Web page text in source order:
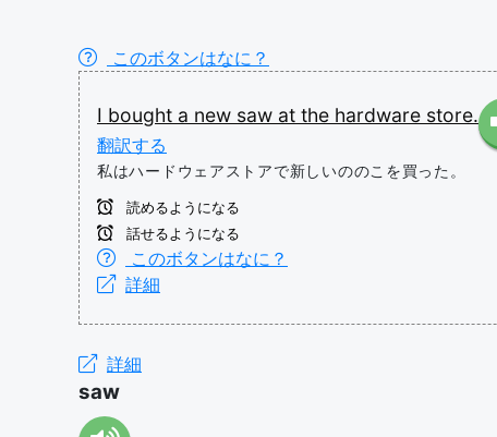
このボタンはなに？
I bought a new saw at the hardware store.
翻訳する
私はハードウェアストアで新しいののこを買った。
読めるようになる
話せるようになる
このボタンはなに？
詳細
詳細
saw